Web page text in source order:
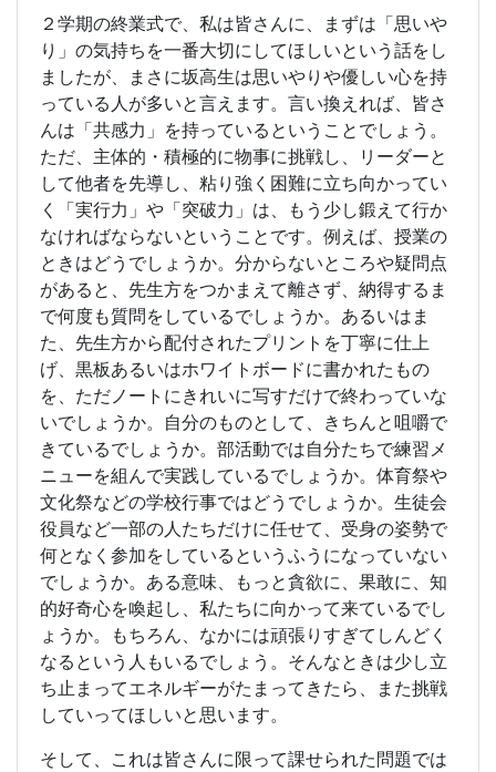
２学期の終業式で、私は皆さんに、まずは「思いや
り」の気持ちを一番大切にしてほしいという話をし
ましたが、まさに坂高生は思いやりや優しい心を持
っている人が多いと言えます。言い換えれば、皆さ
んは「共感力」を持っているということでしょう。
ただ、主体的・積極的に物事に挑戦し、リーダーと
して他者を先導し、粘り強く困難に立ち向かってい
く「実行力」や「突破力」は、もう少し鍛えて行か
なければならないということです。例えば、授業の
ときはどうでしょうか。分からないところや疑問点
があると、先生方をつかまえて離さず、納得するま
で何度も質問をしているでしょうか。あるいはま
た、先生方から配付されたプリントを丁寧に仕上
げ、黒板あるいはホワイトボードに書かれたもの
を、ただノートにきれいに写すだけで終わっていな
いでしょうか。自分のものとして、きちんと咀嚼で
きているでしょうか。部活動では自分たちで練習メ
ニューを組んで実践しているでしょうか。体育祭や
文化祭などの学校行事ではどうでしょうか。生徒会
役員など一部の人たちだけに任せて、受身の姿勢で
何となく参加をしているというふうになっていない
でしょうか。ある意味、もっと貪欲に、果敢に、知
的好奇心を喚起し、私たちに向かって来ているでし
ょうか。もちろん、なかには頑張りすぎてしんどく
なるという人もいるでしょう。そんなときは少し立
ち止まってエネルギーがたまってきたら、また挑戦
していってほしいと思います。
そして、これは皆さんに限って課せられた問題では